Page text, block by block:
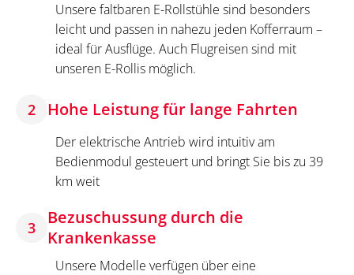
Unsere faltbaren E-Rollstühle sind besonders
leicht und passen in nahezu jeden Kofferraum –
ideal für Ausflüge. Auch Flugreisen sind mit
unseren E-Rollis möglich.
2 Hohe Leistung für lange Fahrten
Der elektrische Antrieb wird intuitiv am
Bedienmodul gesteuert und bringt Sie bis zu 39
km weit
3
Bezuschussung durch die
Krankenkasse
Unsere Modelle verfügen über eine